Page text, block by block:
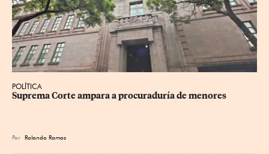
POLÍTICA
Suprema Corte ampara a procuraduría de menores
Por Rolando Ramos